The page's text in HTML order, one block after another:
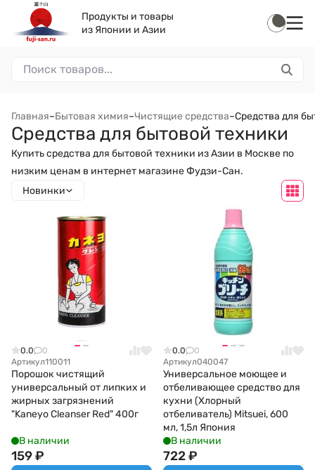
Продукты и товары
из Японии и Азии
Главная–Бытовая химия–Чистящие средства–Средства для
Средства для бытовой техники
Купить средства для бытовой техники из Азии в Москве по
низким ценам в интернет магазине Фудзи-Сан.
Новинки
0.0
0
Артикул110011
Порошок чистящий
универсальный от липких и
жирных загрязнений
"Kaneyo Cleanser Red" 400г
В наличии
159₽
0.0
0
Артикул040047
Универсальное моющее и
отбеливающее средство для
кухни (Хлорный
отбеливатель) Mitsuei, 600
мл, 1,5л Япония
В наличии
722₽